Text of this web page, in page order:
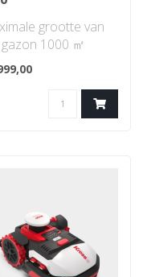
grootte van
1000 ㎡
is
Je hoe..